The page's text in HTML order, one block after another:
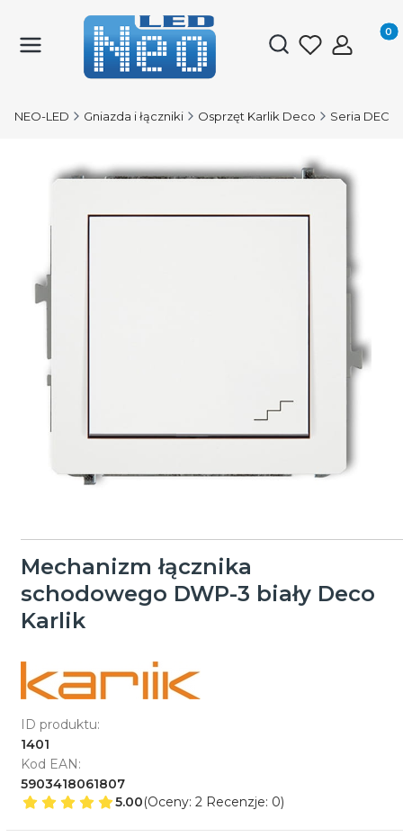
Otwórz
NEO-LED Gniazda i łączniki Osprzęt Karlik Deco Seria DECO
Mechanizm łącznika
schodowego DWP-3 biały Deco
Karlik
ID produktu:
1401
Kod EAN:
5903418061807
5.00(Oceny: 2 Recenzje: 0)